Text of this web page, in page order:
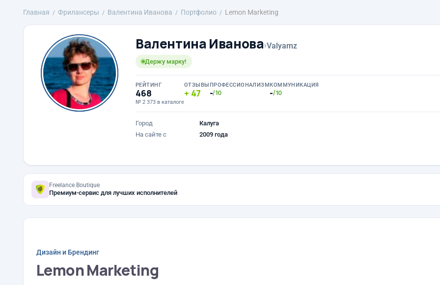
Главная Фрилансеры Валентина Иванова Портфолио Lemon Marketing
Валентина Иванова›Valyamz
Держу марку!
РЕЙТИНГ
468
№ 2 373 в каталоге
ОТЗЫВЫ
47
ПРОФЕССИОНАЛИЗМ
-/10
КОММУНИКАЦИЯ
-/10
Город
Калуга
На сайте с
2009 года
Freelance.Boutique
Премиум-сервис для лучших исполнителей
Дизайн и Брендинг
Lemon Marketing